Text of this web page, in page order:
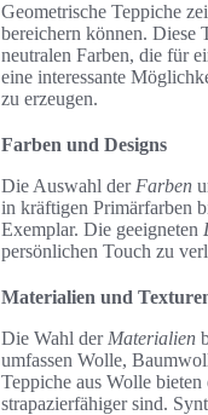
Geometrische Teppiche
bereichern können. Diese
neutralen Farben, die für
eine interessante
zu erzeugen.
Farben und Designs
Die Auswahl der Farben
in kräftigen Primärfarben
Exemplar. Die geeigneten
persönlichen Touch zu
Materialien und
Die Wahl der Materialien
umfassen Wolle,
Teppiche aus Wolle
strapazierfähiger sind.